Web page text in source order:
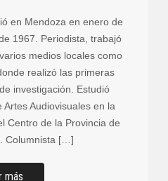
1967. Periodista, trabajó
medios locales como
realizó las primeras
investigación. Estudió
Artes Audiovisuales en la
Centro de la Provincia de
Columnista […]
más